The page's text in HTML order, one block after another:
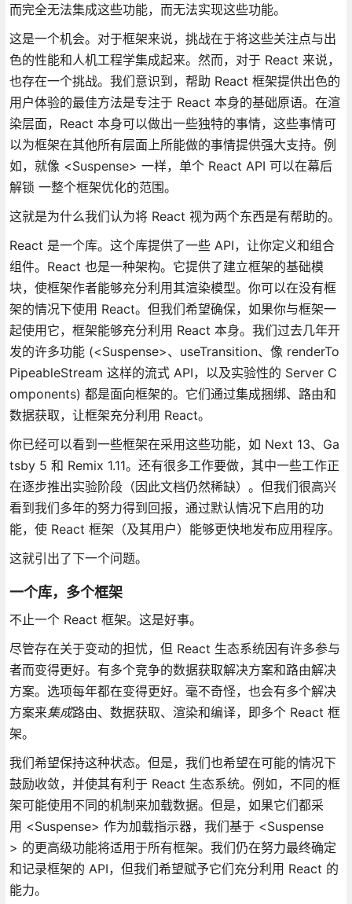
而完全无法集成这些功能，而无法实现这些功能。
这是一个机会。对于框架来说，挑战在于将这些关注点与出
色的性能和人机工程学集成起来。然而，对于 React 来说，
也存在一个挑战。我们意识到，帮助 React 框架提供出色的
用户体验的最佳方法是专注于 React 本身的基础原语。在渲
染层面，React 本身可以做出一些独特的事情，这些事情可
以为框架在其他所有层面上所能做的事情提供强大支持。例
如，就像 <Suspense> 一样，单个 React API 可以在幕后
解锁 一整个框架优化的范围。
这就是为什么我们认为将 React 视为两个东西是有帮助的。
React 是一个库。这个库提供了一些 API，让你定义和组合
组件。React 也是一种架构。它提供了建立框架的基础模
块，使框架作者能够充分利用其渲染模型。你可以在没有框
架的情况下使用 React。但我们希望确保，如果你与框架一
起使用它，框架能够充分利用 React 本身。我们过去几年开
发的许多功能 (<Suspense>、useTransition、像 renderTo
PipeableStream 这样的流式 API，以及实验性的 Server C
omponents) 都是面向框架的。它们通过集成捆绑、路由和
数据获取，让框架充分利用 React。
你已经可以看到一些框架在采用这些功能，如 Next 13、Ga
tsby 5 和 Remix 1.11。还有很多工作要做，其中一些工作正
在逐步推出实验阶段（因此文档仍然稀缺）。但我们很高兴
看到我们多年的努力得到回报，通过默认情况下启用的功
能，使 React 框架（及其用户）能够更快地发布应用程序。
这就引出了下一个问题。
一个库，多个框架
不止一个 React 框架。这是好事。
尽管存在关于变动的担忧，但 React 生态系统因有许多参与
者而变得更好。有多个竞争的数据获取解决方案和路由解决
方案。选项每年都在变得更好。毫不奇怪，也会有多个解决
方案来集成路由、数据获取、渲染和编译，即多个 React 框
架。
我们希望保持这种状态。但是，我们也希望在可能的情况下
鼓励收敛，并使其有利于 React 生态系统。例如，不同的框
架可能使用不同的机制来加载数据。但是，如果它们都采
用 <Suspense> 作为加载指示器，我们基于 <Suspense
> 的更高级功能将适用于所有框架。我们仍在努力最终确定
和记录框架的 API，但我们希望赋予它们充分利用 React 的
能力。